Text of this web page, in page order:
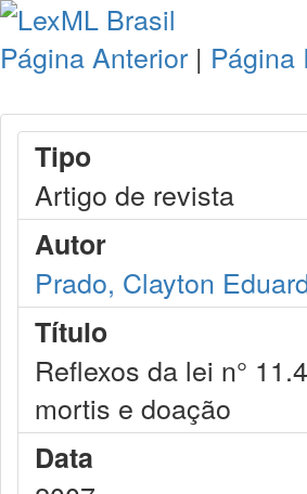
Página Anterior | Página
Tipo
Artigo de revista
Autor
Prado, Clayton
Título
Reflexos da lei n°
mortis e doação
Data